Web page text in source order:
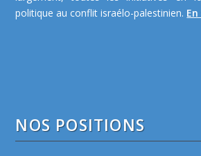
politique au conflit israélo-palestinien.
NOS POSITIONS